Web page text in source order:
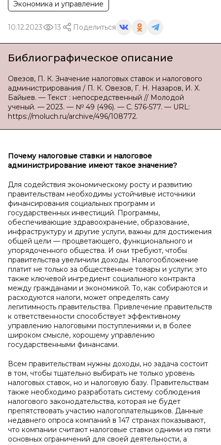
Экономика и управление
10.12.2023 13 Поделиться
Библиографическое описание
Овезов, П. К. Значение налоговых ставок и налогового
администрирования / П. К. Овезов, Г. Н. Назаров, И. Х.
Байыев. — Текст : непосредственный // Молодой
ученый. — 2023. — № 49 (496). — С. 576-577. — URL:
https://moluch.ru/archive/496/108772.
Почему налоговые ставки и налоговое
администрирование имеют такое значение?
Для содействия экономическому росту и развитию
правительствам необходимы устойчивые источники
финансирования социальных программ и
государственных инвестиций. Программы,
обеспечивающие здравоохранение, образование,
инфраструктуру и другие услуги, важны для достижения
общей цели — процветающего, функционального и
упорядоченного общества. И они требуют, чтобы
правительства увеличили доходы. Налогообложение
платит не только за общественные товары и услуги; это
также ключевой ингредиент социального контракта
между гражданами и экономикой. То, как собираются и
расходуются налоги, может определять саму
легитимность правительства. Привлечение правительств
к ответственности способствует эффективному
управлению налоговыми поступлениями и, в более
широком смысле, хорошему управлению
государственными финансами.
Всем правительствам нужны доходы, но задача состоит
в том, чтобы тщательно выбирать не только уровень
налоговых ставок, но и налоговую базу. Правительствам
также необходимо разработать систему соблюдения
налогового законодательства, которая не будет
препятствовать участию налогоплательщиков. Данные
недавнего опроса компаний в 147 странах показывают,
что компании считают налоговые ставки одними из пяти
основных ограничений для своей деятельности, а